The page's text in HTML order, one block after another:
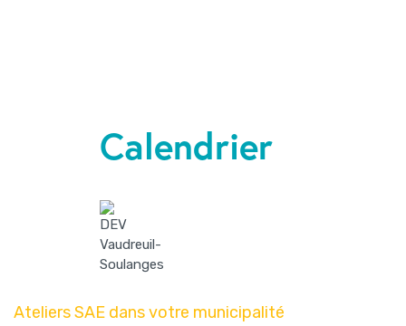
Calendrier
Ateliers SAE dans votre municipalité